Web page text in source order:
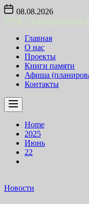
Skip
content
08.08.2026
Главная
О нас
Проекты
Книги памяти
Афиша
Контакты
Home
2025
Июнь
22
Новости